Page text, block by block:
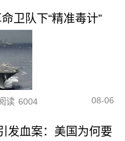
卫队下“精准毒计”
读 6004 08-06
发血案：美国为何要